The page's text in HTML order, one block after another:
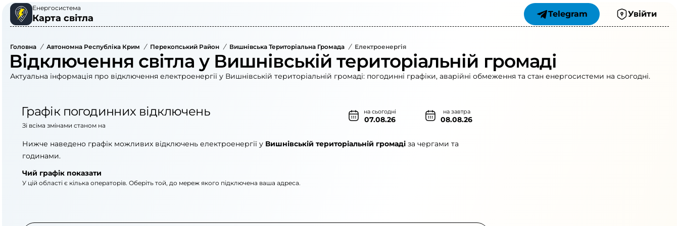
Енергосистема
Карта світла Telegram Увійти
Головна / Автономна Республіка Крим / Перекопський Район / Вишнівська Територіальна Громада / Електроенергія
Відключення світла у Вишнівській територіальній громаді
Актуальна інформація про відключення електроенергії у Вишнівській територіальній громаді: погодинні графіки, аварійні обмеження та стан енергосистеми на сьогодні.
Графік погодинних відключень на сьогодні
07.08.26
на завтра
08.08.26
Зі всіма змінами станом на
Нижче наведено графік можливих відключень електроенергії у Вишнівській територіальній громаді за чергами та
годинами.
Чий графік показати
У цій області є кілька операторів. Оберіть той, до мереж якого підключена ваша адреса.